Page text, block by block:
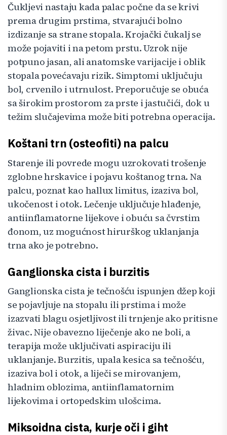
Čukljevi nastaju kada palac počne da se krivi
prema drugim prstima, stvarajući bolno
izdizanje sa strane stopala. Krojački čukalj se
može pojaviti i na petom prstu. Uzrok nije
potpuno jasan, ali anatomske varijacije i oblik
stopala povećavaju rizik. Simptomi uključuju
bol, crvenilo i utrnulost. Preporučuje se obuća
sa širokim prostorom za prste i jastučići, dok u
težim slučajevima može biti potrebna operacija.
Koštani trn (osteofiti) na palcu
Starenje ili povrede mogu uzrokovati trošenje
zglobne hrskavice i pojavu koštanog trna. Na
palcu, poznat kao hallux limitus, izaziva bol,
ukočenost i otok. Lečenje uključuje hlađenje,
antiinflamatorne lijekove i obuću sa čvrstim
đonom, uz mogućnost hirurškog uklanjanja
trna ako je potrebno.
Ganglionska cista i burzitis
Ganglionska cista je tečnošću ispunjen džep koji
se pojavljuje na stopalu ili prstima i može
izazvati blagu osjetljivost ili trnjenje ako pritisne
živac. Nije obavezno liječenje ako ne boli, a
terapija može uključivati aspiraciju ili
uklanjanje. Burzitis, upala kesica sa tečnošću,
izaziva bol i otok, a liječi se mirovanjem,
hladnim oblozima, antiinflamatornim
lijekovima i ortopedskim ulošcima.
Miksoidna cista, kurje oči i giht